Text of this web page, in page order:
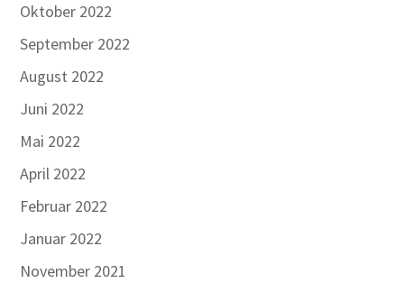
Oktober 2022
September 2022
August 2022
Juni 2022
Mai 2022
April 2022
Februar 2022
Januar 2022
November 2021